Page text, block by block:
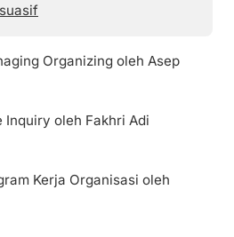
Organizing oleh Asep
Inquiry oleh Fakhri Adi
Kerja Organisasi oleh